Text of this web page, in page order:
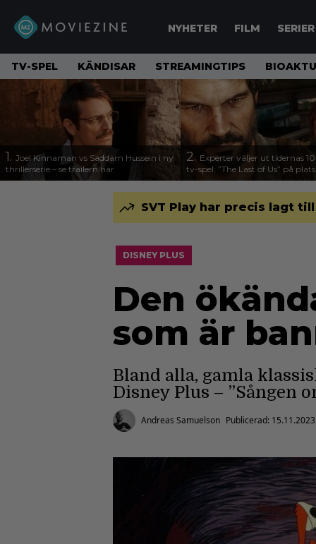
NYHETER FILM SERIER
TV-SPEL KÄNDISAR STREAMINGTIPS
1. Joel Kinnaman vs Saddam Hussein i ny
thrillerserie – se trailern här
2. Experter väljer ut tidernas
tv-spel: ”The Last of Us” på
SVT Play har precis lagt
DISNEY PLUS
Den
som är
Bland alla, gamla
Disney Plus – ”Sången
Andreas Samuelson Publicerad: